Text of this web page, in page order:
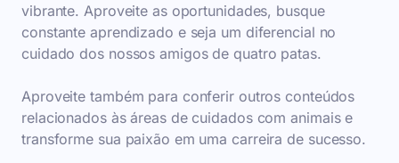
vibrante. Aproveite as oportunidades, busque
constante aprendizado e seja um diferencial no
cuidado dos nossos amigos de quatro patas.
Aproveite também para conferir outros conteúdos
relacionados às áreas de cuidados com animais e
transforme sua paixão em uma carreira de sucesso.